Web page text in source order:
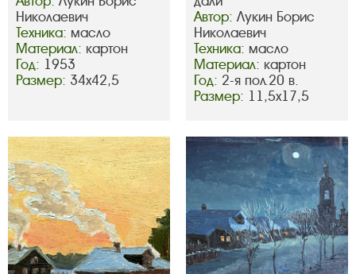
Николаевич
Техника: масло
Материал: картон
Год: 1953
Размер: 34х42,5
Автор: Лукин Борис
Николаевич
Техника: масло
Материал: картон
Год: 2-я пол.20 в.
Размер: 11,5х17,5